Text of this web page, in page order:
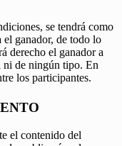
se tendrá como
ganador, de todo lo
derecho el ganador a
ni de ningún tipo. En
los participantes.
el contenido del